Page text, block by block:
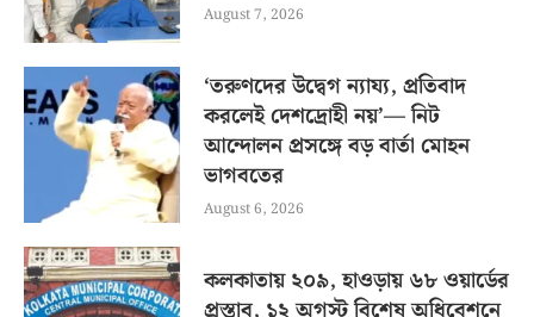
August 7, 2026
‘তরুণদের উদ্বেগ ন্যায্য, প্রতিবাদ
করলেই দেশদ্রোহী নয়’— নিট
আন্দোলন প্রসঙ্গে বড় বার্তা মোহন
ভাগবতের
August 6, 2026
কলকাতায় ২০৯, হাওড়ায় ৬৮ ওয়ার্ডের